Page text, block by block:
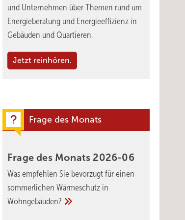
und Unternehmen über Themen rund um
Energieberatung und Energieeffizienz in
Gebäuden und Quartieren.
Jetzt reinhören.
Frage des Monats
Frage des Monats 2026-06
Was empfehlen Sie bevorzugt für einen
sommerlichen Wärmeschutz in
Wohngebäuden?